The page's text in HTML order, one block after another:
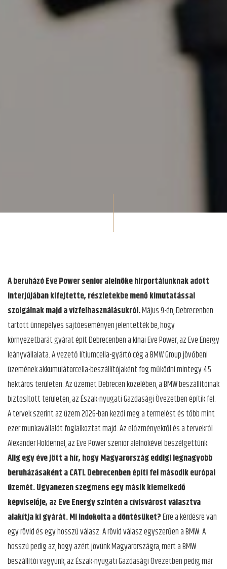
A beruházó Eve Power senior alelnöke hírportálunknak adott
interjújában kifejtette, részletekbe menő kimutatással
szolgálnak majd a vízfelhasználásukról.Május 9-én, Debrecenben
tartott ünnepélyes sajtóeseményen jelentették be, hogy
környezetbarát gyárat épít Debrecenben a kínai Eve Power, az Eve Energy
leányvállalata. A vezető lítiumcella-gyártó cég a BMW Group jövőbeni
üzemének akkumulátorcella-beszállítójaként fog működni mintegy 45
hektáros területen. Az üzemet Debrecen közelében, a BMW beszállítóinak
biztosított területen, az Észak-nyugati Gazdasági Övezetben építik fel.
A tervek szerint az üzem 2026-ban kezdi meg a termelést és több mint
ezer munkavállalót foglalkoztat majd. Az előzményekről és a tervekről
Alexander Holdennel, az Eve Power szenior alelnökével beszélgettünk.
Alig egy éve jött a hír, hogy Magyarország eddigi legnagyobb
beruházásaként a CATL Debrecenben építi fel második európai
üzemét. Ugyanezen szegmens egy másik kiemelkedő
képviselője, az Eve Energy szintén a cívisvárost választva
alakítja ki gyárát. Mi indokolta a döntésüket?Erre a kérdésre van
egy rövid és egy hosszú válasz. A rövid válasz egyszerűen a BMW. A
hosszú pedig az, hogy azért jövünk Magyarországra, mert a BMW
beszállítói vagyunk, az Észak-nyugati Gazdasági Övezetben pedig már